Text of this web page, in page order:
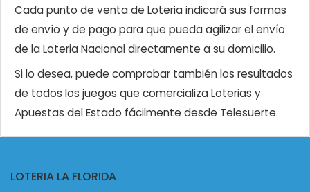
Cada punto de venta de Loteria indicará sus formas
de envío y de pago para que pueda agilizar el envío
de la Loteria Nacional directamente a su domicilio.
Si lo desea, puede comprobar también los resultados
de todos los juegos que comercializa Loterias y
Apuestas del Estado fácilmente desde Telesuerte.
LOTERIA LA FLORIDA